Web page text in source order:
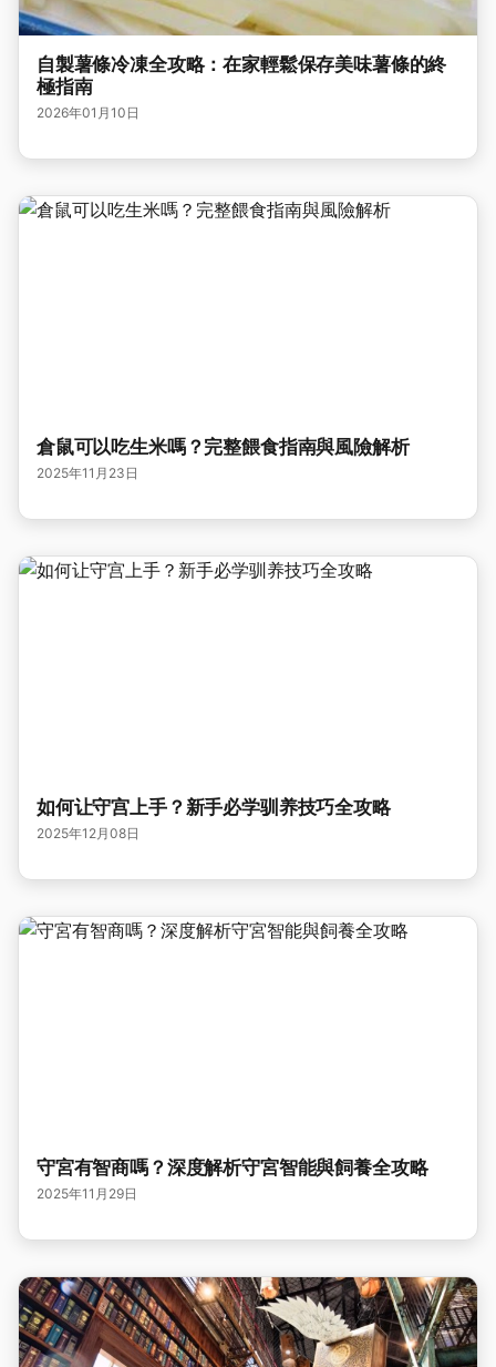
自製薯條冷凍全攻略：在家輕鬆保存美味薯條的終
極指南
2026年01月10日
倉鼠可以吃生米嗎？完整餵食指南與風險解析
2025年11月23日
如何让守宫上手？新手必学驯养技巧全攻略
2025年12月08日
守宮有智商嗎？深度解析守宮智能與飼養全攻略
2025年11月29日